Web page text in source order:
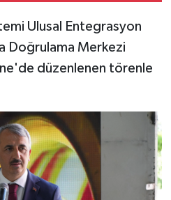
Ulusal Entegrasyon
Doğrulama Merkezi
düzenlenen törenle